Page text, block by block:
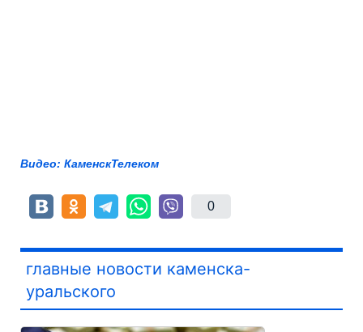
Видео: КаменскТелеком
0
главные новости каменска-
уральского